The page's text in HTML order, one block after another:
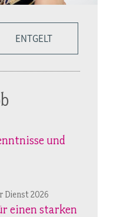
ENTGELT
und
Dienst 2026
einen starken